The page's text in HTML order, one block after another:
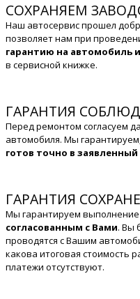
СОХРАНЯЕМ
Наш автосервис прошел
позволяет нам при
гарантию на автомобиль
в сервисной книжке.
ГАРАНТИЯ
Перед ремонтом согласуем
автомобиля. Мы
готов точно в заявленный
ГАРАНТИЯ
Мы гарантируем
согласованным с Вами. Вы
проводятся с Вашим
какова итоговая стоимость
платежи отсутствуют.